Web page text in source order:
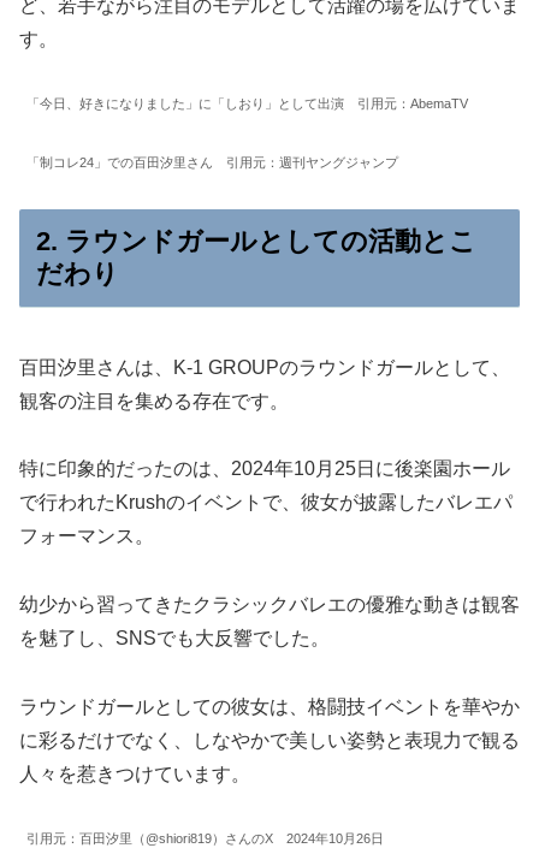
ど、若手ながら注目のモデルとして活躍の場を広げていま
す。
「今日、好きになりました」に「しおり」として出演 引用元：AbemaTV
「制コレ24」での百田汐里さん 引用元：週刊ヤングジャンプ
2. ラウンドガールとしての活動とこ
だわり
百田汐里さんは、K-1 GROUPのラウンドガールとして、
観客の注目を集める存在です。
特に印象的だったのは、2024年10月25日に後楽園ホール
で行われたKrushのイベントで、彼女が披露したバレエパ
フォーマンス。
幼少から習ってきたクラシックバレエの優雅な動きは観客
を魅了し、SNSでも大反響でした。
ラウンドガールとしての彼女は、格闘技イベントを華やか
に彩るだけでなく、しなやかで美しい姿勢と表現力で観る
人々を惹きつけています。
引用元：百田汐里（@shiori819）さんのX 2024年10月26日